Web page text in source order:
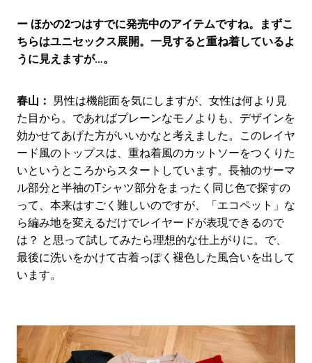
ー ほかの2つはすでに発売中のアイテムですね。まずこ
ちらはユニセックス展開。一見すると重ね着しているよ
うに見えますが…。
春山： 男性は機能面を気にしますが、女性は何より見
た目から。であればプレーンなモノよりも、デザインを
効かせてあげた方がいいかなと考えました。このレイヤ
ード風のトップスは、重ね着風のカットソーをつくりた
いというところからスタートしています。長袖のサーマ
ル部分と半袖のTシャツ部分をまったく同じ色で探すの
って、本来はすごく難しいのですが、「エコペット」な
ら編み地を変えるだけでレイヤードが表現できるので
は？ と思って試してみたら理想的な仕上がりに。で、
最後に洗いをかけて古着っぽく褪色した風合いを出して
います。